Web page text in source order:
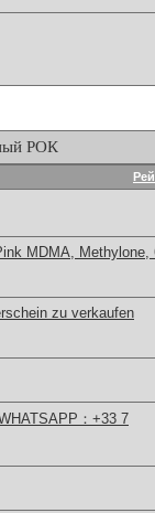
РОК
MDMA, Methylone,
zu verkaufen
：+33 7